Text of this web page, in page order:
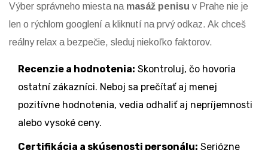
Výber správneho miesta na masáž penisu v Prahe nie je
len o rýchlom googlení a kliknutí na prvý odkaz. Ak chceš
reálny relax a bezpečie, sleduj niekoľko faktorov.
Recenzie a hodnotenia: Skontroluj, čo hovoria
ostatní zákazníci. Neboj sa prečítať aj menej
pozitívne hodnotenia, vedia odhaliť aj nepríjemnosti
alebo vysoké ceny.
Certifikácia a skúsenosti personálu: Seriózne